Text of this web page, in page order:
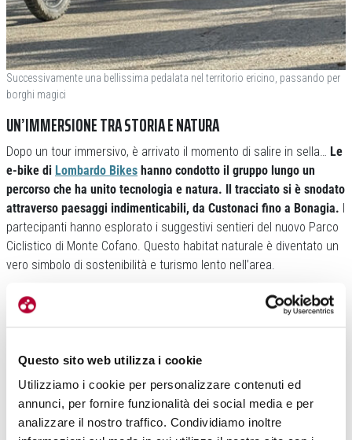
Questo sito web utilizza i cookie
Utilizziamo i cookie per personalizzare contenuti ed
annunci, per fornire funzionalità dei social media e per
analizzare il nostro traffico. Condividiamo inoltre
Successivamente una bellissima pedalata nel territorio ericino, passando per
borghi magici
UN’IMMERSIONE TRA STORIA E NATURA
Dopo un tour immersivo, è arrivato il momento di salire in sella… Le
e-bike di Lombardo Bikes hanno condotto il gruppo lungo un
percorso che ha unito tecnologia e natura. Il tracciato si è snodato
attraverso paesaggi indimenticabili, da Custonaci fino a Bonagia. I
partecipanti hanno esplorato i suggestivi sentieri del nuovo Parco
Ciclistico di Monte Cofano. Questo habitat naturale è diventato un
vero simbolo di sostenibilità e turismo lento nell’area.
La pedalata ha offerto una prospettiva inedita sul territorio. Un
momento di movimento e condivisione.Lungo il percorso, un